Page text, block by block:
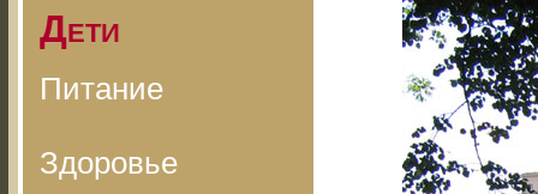
Дети
Питание
Здоровье